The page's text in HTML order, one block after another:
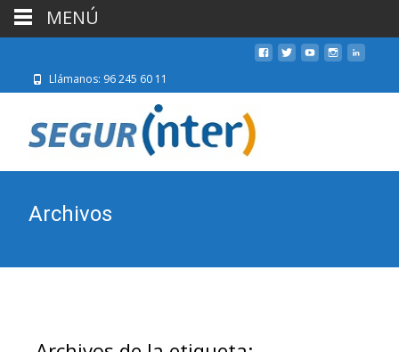
Llámanos: 96 245 60 11
Archivos
MENÚ